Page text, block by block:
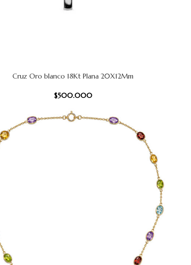
Cruz Oro blanco 18Kt Plana 20X12Mm
$500.000